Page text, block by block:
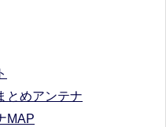
とめアンテナ
MAP